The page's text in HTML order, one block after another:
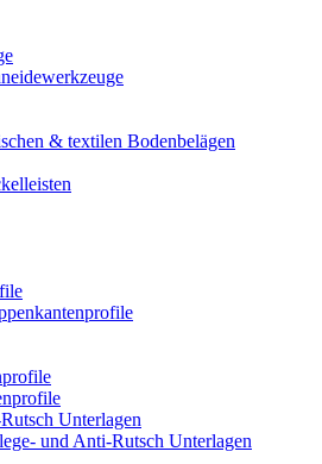
& textilen Bodenbelägen
Unterlagen
und Anti-Rutsch Unterlagen